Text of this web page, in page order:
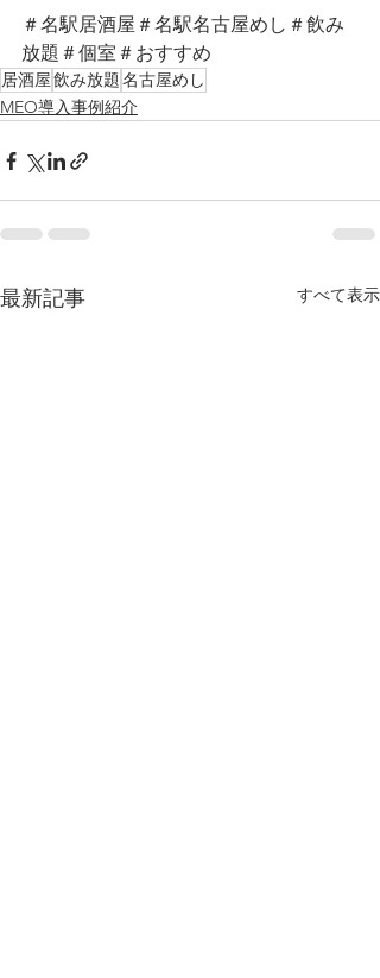
＃名駅居酒屋＃名駅名古屋めし＃飲み
放題＃個室＃おすすめ
居酒屋飲み放題名古屋めし
MEO導入事例紹介
最新記事 すべて表示